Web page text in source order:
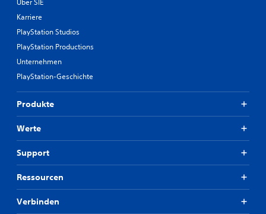
Karriere
PlayStation Studios
PlayStation Productions
Unternehmen
PlayStation-Geschichte
Produkte
Werte
Support
Ressourcen
Verbinden